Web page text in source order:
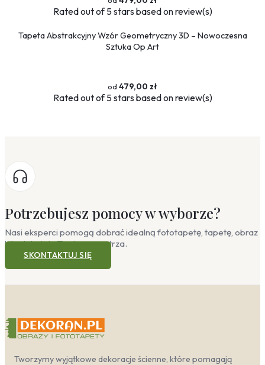
Ratedout of 5 stars based onreview(s)
Tapeta Abstrakcyjny Wzór Geometryczny 3D – Nowoczesna
Sztuka Op Art
479,00 zł
Ratedout of 5 stars based onreview(s)
Potrzebujesz pomocy w wyborze?
Nasi eksperci pomogą dobrać idealną fototapetę, tapetę, obraz
lub plakat do Twojego wnętrza.
SKONTAKTUJ SIĘ
Tworzymy wyjątkowe dekoracje ścienne, które pomagają